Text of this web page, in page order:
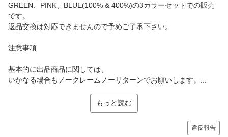
GREEN、PINK、BLUE(100% & 400%)の3カラーセットでの販売
です。
返品交換は対応できませんので予めご了承下さい。
注意事項
基本的に出品商品に関しては、
いかなる場合もノークレームノーリターンでお願いします。...
もっと読む
違反報告